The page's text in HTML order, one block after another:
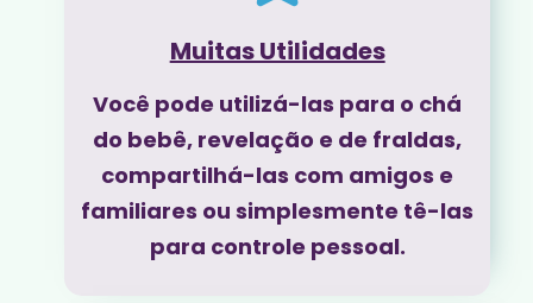
Muitas Utilidades
Você pode utilizá-las para o chá
do bebê, revelação e de fraldas,
compartilhá-las com amigos e
familiares ou simplesmente tê-las
para controle pessoal.